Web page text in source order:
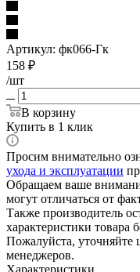
Артикул: фк066-Гк
158 ₽
/шт
В корзину
Купить в 1 клик
Просим внимательно
ухода и эксплуатации
Обращаем ваше
могут отличаться от
Также производитель
характеристики товара
Пожалуйста,
менеджеров.
Характеристики